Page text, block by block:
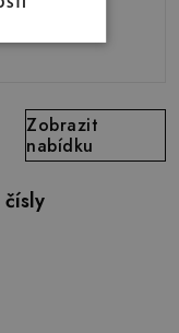
Zobrazit
nabídku
čísly